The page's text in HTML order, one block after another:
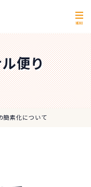
MENU
便り
簡素化について